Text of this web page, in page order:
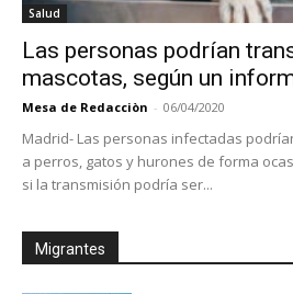
Salud
Las personas podrían
mascotas, según un
Mesa de Redacciòn - 06/04/2020
Madrid- Las personas infectadas
a perros, gatos y hurones de forma
si la transmisión podría ser...
Migrantes